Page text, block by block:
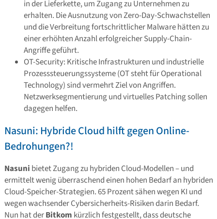
in der Lieferkette, um Zugang zu Unternehmen zu
erhalten. Die Ausnutzung von Zero-Day-Schwachstellen
und die Verbreitung fortschrittlicher Malware hätten zu
einer erhöhten Anzahl erfolgreicher Supply-Chain-
Angriffe geführt.
OT-Security: Kritische Infrastrukturen und industrielle
Prozesssteuerungssysteme (OT steht für Operational
Technology) sind vermehrt Ziel von Angriffen.
Netzwerksegmentierung und virtuelles Patching sollen
dagegen helfen.
Nasuni: Hybride Cloud hilft gegen Online-
Bedrohungen?!
Nasuni bietet Zugang zu hybriden Cloud-Modellen – und
ermittelt wenig überraschend einen hohen Bedarf an hybriden
Cloud-Speicher-Strategien. 65 Prozent sähen wegen KI und
wegen wachsender Cybersicherheits-Risiken darin Bedarf.
Nun hat derBitkom kürzlich festgestellt, dass deutsche